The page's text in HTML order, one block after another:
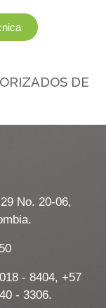
DE
No. 20-06,
- 8404, +57
- 3306.